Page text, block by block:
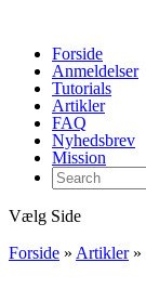
Forside
Anmeldelser
Tutorials
Artikler
FAQ
Nyhedsbrev
Mission
Vælg Side
Forside » Artikler »